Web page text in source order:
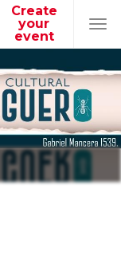
Create
your
event